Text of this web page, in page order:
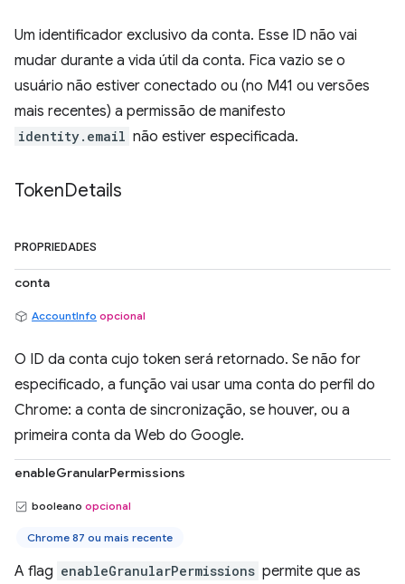
Um identificador exclusivo da conta. Esse ID não vai
mudar durante a vida útil da conta. Fica vazio se o
usuário não estiver conectado ou (no M41 ou versões
mais recentes) a permissão de manifesto
identity.email não estiver especificada.
TokenDetails
PROPRIEDADES
conta
AccountInfo opcional
O ID da conta cujo token será retornado. Se não for
especificado, a função vai usar uma conta do perfil do
Chrome: a conta de sincronização, se houver, ou a
primeira conta da Web do Google.
enableGranularPermissions
booleano opcional
Chrome 87 ou mais recente
A flag enableGranularPermissions permite que as